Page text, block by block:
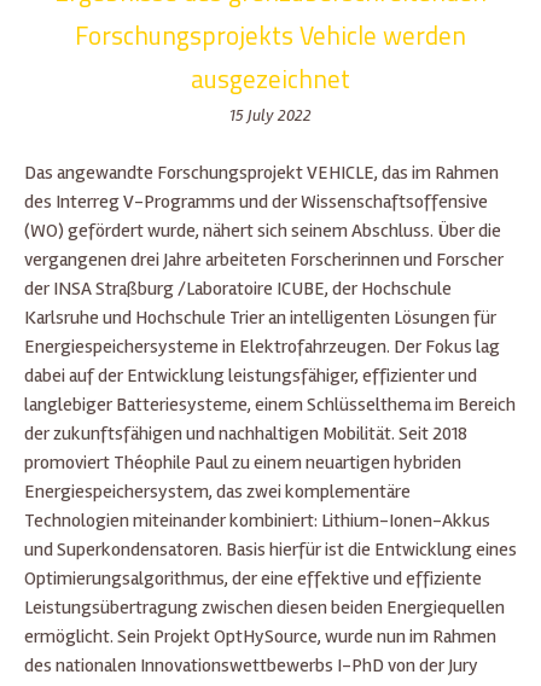
Forschungsprojekts Vehicle werden
ausgezeichnet
15 July 2022
Das angewandte Forschungsprojekt VEHICLE, das im Rahmen
des Interreg V-Programms und der Wissenschaftsoffensive
(WO) gefördert wurde, nähert sich seinem Abschluss. Über die
vergangenen drei Jahre arbeiteten Forscherinnen und Forscher
der INSA Straßburg /Laboratoire ICUBE, der Hochschule
Karlsruhe und Hochschule Trier an intelligenten Lösungen für
Energiespeichersysteme in Elektrofahrzeugen. Der Fokus lag
dabei auf der Entwicklung leistungsfähiger, effizienter und
langlebiger Batteriesysteme, einem Schlüsselthema im Bereich
der zukunftsfähigen und nachhaltigen Mobilität. Seit 2018
promoviert Théophile Paul zu einem neuartigen hybriden
Energiespeichersystem, das zwei komplementäre
Technologien miteinander kombiniert: Lithium-Ionen-Akkus
und Superkondensatoren. Basis hierfür ist die Entwicklung eines
Optimierungsalgorithmus, der eine effektive und effiziente
Leistungsübertragung zwischen diesen beiden Energiequellen
ermöglicht. Sein Projekt OptHySource, wurde nun im Rahmen
des nationalen Innovationswettbewerbs I-PhD von der Jury